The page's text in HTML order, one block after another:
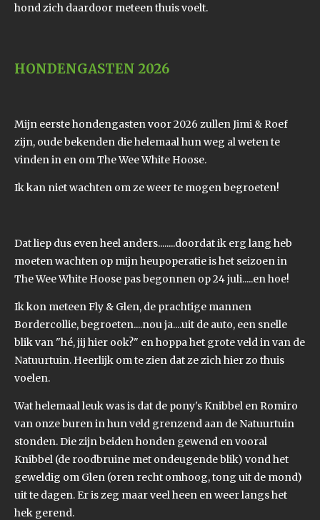
hond zich daardoor meteen thuis voelt.
HONDENGASTEN 2026
Mijn eerste hondengasten voor 2026 zullen Jimi & Roef
zijn, oude bekenden die helemaal hun weg al weten te
vinden in en om The Wee White Hoose.
Ik kan niet wachten om ze weer te mogen begroeten!
Dat liep dus even heel anders........doordat ik erg lang heb
moeten wachten op mijn heupoperatie is het seizoen in
The Wee White Hoose pas begonnen op 24 juli.....en hoe!
Ik kon meteen Fly & Glen, de prachtige mannen
Bordercollie, begroeten....nou ja....uit de auto, een snelle
blik van "hé, jij hier ook?" en hoppa het grote veld in van de
Natuurtuin. Heerlijk om te zien dat ze zich hier zo thuis
voelen.
Wat helemaal leuk was is dat de pony's Knibbel en Romiro
van onze buren in hun veld grenzend aan de Natuurtuin
stonden. Die zijn beiden honden gewend en vooral
Knibbel (de roodbruine met ondeugende blik) vond het
geweldig om Glen (oren recht omhoog, tong uit de mond)
uit te dagen. Er is zeg maar veel heen en weer langs het
hek gerend.